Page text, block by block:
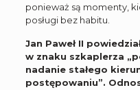
ponieważ są momenty,
posługi bez habitu.
Jan Paweł II
w znaku szkaplerza
nadanie stałego
postępowaniu”.